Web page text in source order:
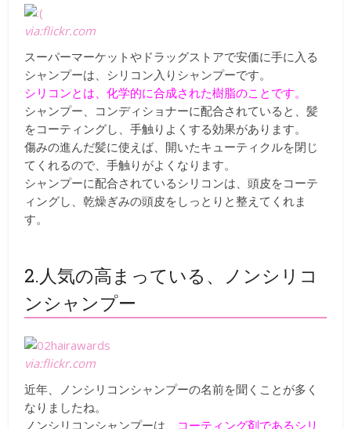
via:flickr.com
スーパーマーケットやドラッグストアで安価に手に入る
シャンプーは、シリコン入りシャンプーです。
シリコンとは、化学的に合成された樹脂のことです。
シャンプー、コンディショナーに配合されていると、髪
をコーティングし、手触りよくする効果があります。
傷みの進んだ髪に使えば、開いたキューティクルを閉じ
てくれるので、手触りがよくなります。
シャンプーに配合されているシリコンは、頭皮をコーテ
ィングし、乾燥ぎみの頭皮をしっとりと整えてくれま
す。
2.人気の高まっている、ノンシリコ
ンシャンプー
via:flickr.com
近年、ノンシリコンシャンプーの名前を聞くことが多く
なりましたね。
ノンシリコンシャンプーは、 コーティング剤であるシリ